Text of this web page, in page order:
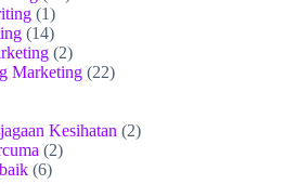
(1)
(14)
(2)
Marketing (22)
Kesihatan (2)
(2)
(6)